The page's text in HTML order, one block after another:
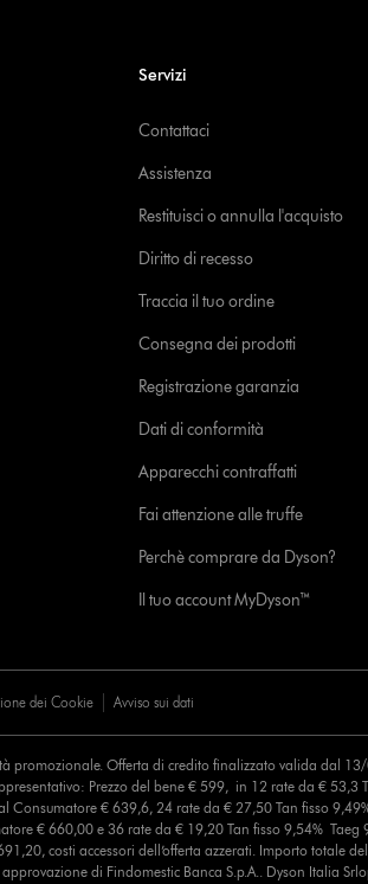
Servizi
Contattaci
Assistenza
Restituisci o annulla l'acquisto
Diritto di recesso
Traccia il tuo ordine
Consegna dei prodotti
Registrazione garanzia
Dati di conformità
Apparecchi contraffatti
Fai attenzione alle truffe
Perchè comprare da Dyson?
Il tuo account MyDyson™
dei Cookie Avviso sui dati
promozionale. Offerta di credito finalizzato valida dal
Prezzo del bene € 599, in 12 rate da € 53,3
Consumatore € 639,6, 24 rate da € 27,50 Tan fisso
€ 660,00 e 36 rate da € 19,20 Tan fisso 9,54% Taeg
costi accessori dell’offerta azzerati. Importo totale
di Findomestic Banca S.p.A.. Dyson Italia